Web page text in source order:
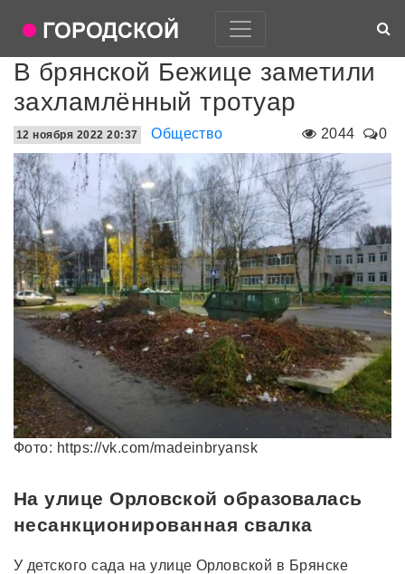
В брянской Бежице заметили
захламлённый тротуар
2044 0
12 ноября 2022 20:37 Общество
Фото: https://vk.com/madeinbryansk
На улице Орловской образовалась
несанкционированная свалка
У детского сада на улице Орловской в Брянске